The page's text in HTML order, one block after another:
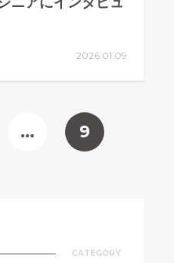
2026.01.09
… 9
CATEGORY